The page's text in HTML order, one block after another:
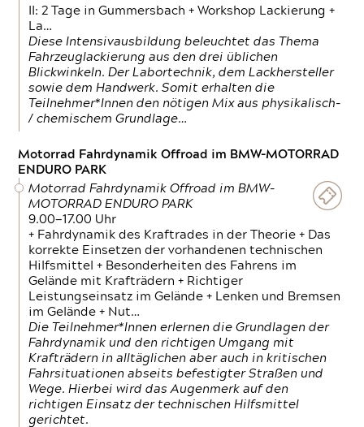
II: 2 Tage in Gummersbach + Workshop Lackierung +
La…
Diese Intensivausbildung beleuchtet das Thema
Fahrzeuglackierung aus den drei üblichen
Blickwinkeln. Der Labortechnik, dem Lackhersteller
sowie dem Handwerk. Somit erhalten die
Teilnehmer*Innen den nötigen Mix aus physikalisch-
/ chemischem Grundlage…
Motorrad Fahrdynamik Offroad im BMW-MOTORRAD
ENDURO PARK
Motorrad Fahrdynamik Offroad im BMW-
MOTORRAD ENDURO PARK
9.00—17.00 Uhr
+ Fahrdynamik des Kraftrades in der Theorie + Das
korrekte Einsetzen der vorhandenen technischen
Hilfsmittel + Besonderheiten des Fahrens im
Gelände mit Krafträdern + Richtiger
Leistungseinsatz im Gelände + Lenken und Bremsen
im Gelände + Nut…
Die Teilnehmer*Innen erlernen die Grundlagen der
Fahrdynamik und den richtigen Umgang mit
Krafträdern in alltäglichen aber auch in kritischen
Fahrsituationen abseits befestigter Straßen und
Wege. Hierbei wird das Augenmerk auf den
richtigen Einsatz der technischen Hilfsmittel
gerichtet.